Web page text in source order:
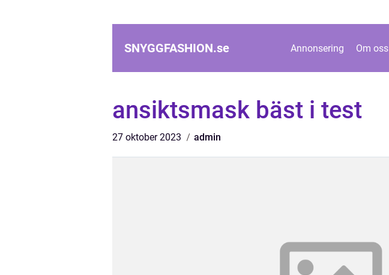
SNYGGFASHION.se Annonsering Om oss
ansiktsmask bäst i test
27 oktober 2023 admin